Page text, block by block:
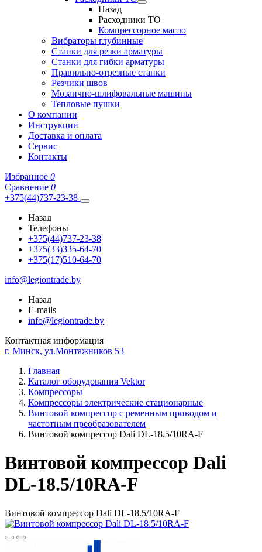
Назад
Расходники ТО
Компрессорное масло
Вибраторы глубинные
Станки для резки арматуры
Станки для гибки арматуры
Правильно-отрезные станки
Резчики швов
Мозаично-шлифовальные машины
Тепловые пушки
О компании
Инструкции
Доставка и оплата
Сервис
Контакты
Избранное 0
Сравнение 0
+375(44)737-23-38
Назад
Телефоны
+375(44)737-23-38
+375(33)335-64-70
+375(17)510-64-70
info@legiontrade.by
Назад
E-mails
info@legiontrade.by
Контактная информация
г. Минск, ул.Монтажников 53
Главная
Каталог оборудования Vektor
Компрессоры
Компрессоры электрические стационарные
Винтовой компрессор с ременным приводом и
частотным преобразователем
Винтовой компрессор Dali DL-18.5/10RA-F
Винтовой компрессор Dali
DL-18.5/10RA-F
Винтовой компрессор Dali DL-18.5/10RA-F